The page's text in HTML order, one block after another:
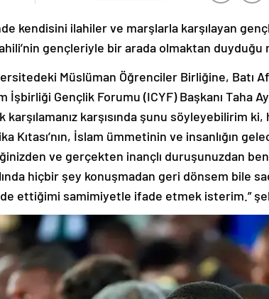
kendisini ilahiler ve marşlarla karşılayan
gençleriyle bir arada olmaktan
Müslüman Öğrenciler Birliğine, Batı
İşbirliği Gençlik Forumu (ICYF) Başkanı Taha
karşılamanız karşısında şunu söyleyebilirim
Kıtası’nın, İslam ümmetinin ve insanlığın
ve gerçekten inançlı duruşunuzdan ben
hiçbir şey konuşmadan geri dönsem bile
ettiğimi samimiyetle ifade etmek isterim.”